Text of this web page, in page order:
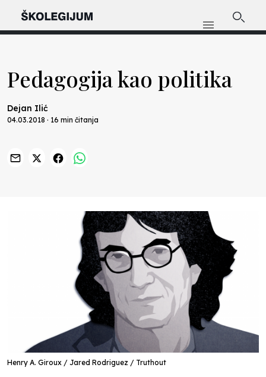
Pedagogija kao politika
Dejan Ilić
04.03.2018 · 16 min čitanja
Henry A. Giroux / Jared Rodriguez / Truthout